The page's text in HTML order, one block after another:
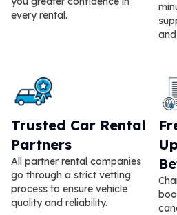
every rental.
Trusted Car Rental
Partners
All partner rental companies
go through a strict vetting
process to ensure vehicle
quality and reliability.